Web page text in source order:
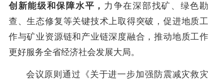
创新能级和保障水平， 力争在深部找矿、绿色勘
查、生态修复等关键技术上取得突破，促进地质工
作与矿业资源链和产业链深度融合，推动地质工作
更好服务全省经济社会发展大局。
会议原则通过 《关于进一步加强防震减灾救灾